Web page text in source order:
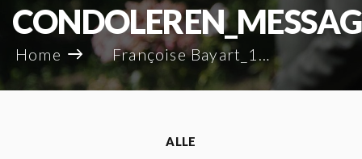
Home Françoise Bayart_12724
ALLE